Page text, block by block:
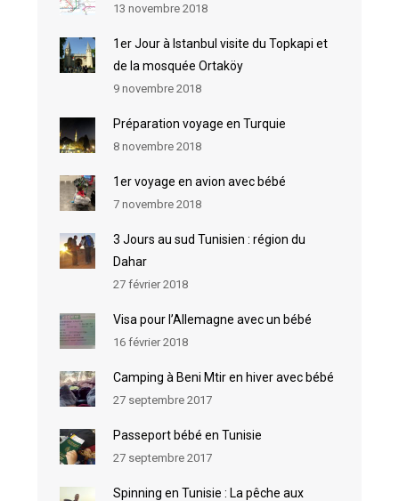
13 novembre 2018
1er Jour à Istanbul visite du Topkapi et
de la mosquée Ortaköy
9 novembre 2018
Préparation voyage en Turquie
8 novembre 2018
1er voyage en avion avec bébé
7 novembre 2018
3 Jours au sud Tunisien : région du
Dahar
27 février 2018
Visa pour l’Allemagne avec un bébé
16 février 2018
Camping à Beni Mtir en hiver avec bébé
27 septembre 2017
Passeport bébé en Tunisie
27 septembre 2017
Spinning en Tunisie : La pêche aux